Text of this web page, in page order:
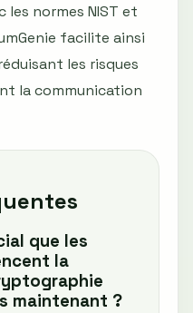
normes NIST et
facilite ainsi
les risques
la communication
que les
la
maintenant ?